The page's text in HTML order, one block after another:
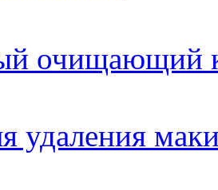
очищающий
удаления